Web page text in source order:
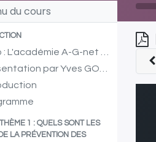
du cours
A-G-net et la pédagogie inversée
par Yves GOURLET et Hélène HENNARD
1 : QUELS SONT LES
LA PRÉVENTION DES